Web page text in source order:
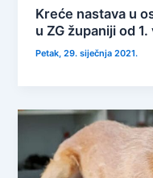
Kreće nastava u
u ZG županiji od 1.
Petak, 29. siječnja 2021.